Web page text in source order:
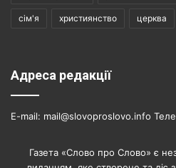
сім'я християнство церква
Адреса редакції
E-mail: mail@slovoproslovo.info
Газета «Слово про Слово» є